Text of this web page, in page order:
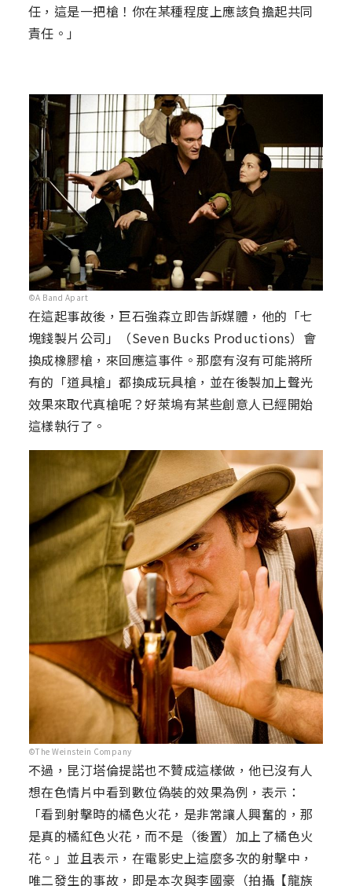
任，這是一把槍！你在某種程度上應該負擔起共同
責任。」
©A Band Apart
在這起事故後，巨石強森立即告訴媒體，他的「七
塊錢製片公司」（Seven Bucks Productions）會
換成橡膠槍，來回應這事件。那麼有沒有可能將所
有的「道具槍」都換成玩具槍，並在後製加上聲光
效果來取代真槍呢？好萊塢有某些創意人已經開始
這樣執行了。
©The Weinstein Company
不過，昆汀塔倫提諾也不贊成這樣做，他已沒有人
想在色情片中看到數位偽裝的效果為例，表示：
「看到射擊時的橘色火花，是非常讓人興奮的，那
是真的橘紅色火花，而不是（後置）加上了橘色火
花。」並且表示，在電影史上這麼多次的射擊中，
唯二發生的事故，即是本次與李國豪（拍攝【龍族